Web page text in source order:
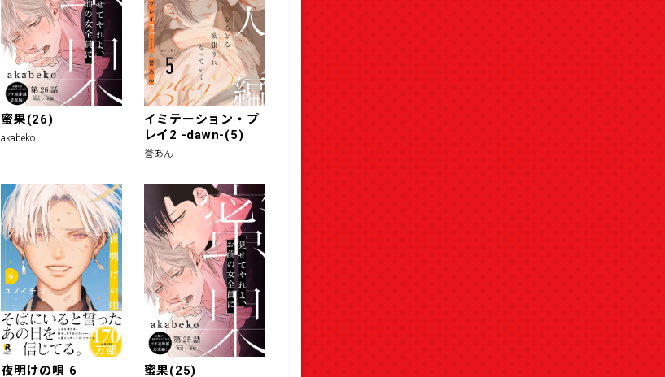
蜜果(26)
akabeko
イミテーション・プ
レイ2 -dawn-(5)
誉あん
夜明けの唄 6 蜜果(25)